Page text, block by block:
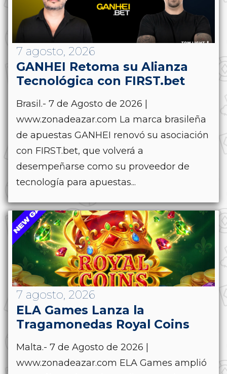
7 agosto, 2026
GANHEI Retoma su Alianza
Tecnológica con FIRST.bet
Brasil.- 7 de Agosto de 2026 |
www.zonadeazar.com La marca brasileña
de apuestas GANHEI renovó su asociación
con FIRST.bet, que volverá a
desempeñarse como su proveedor de
tecnología para apuestas...
7 agosto, 2026
ELA Games Lanza la
Tragamonedas Royal Coins
Malta.- 7 de Agosto de 2026 |
www.zonadeazar.com ELA Games amplió